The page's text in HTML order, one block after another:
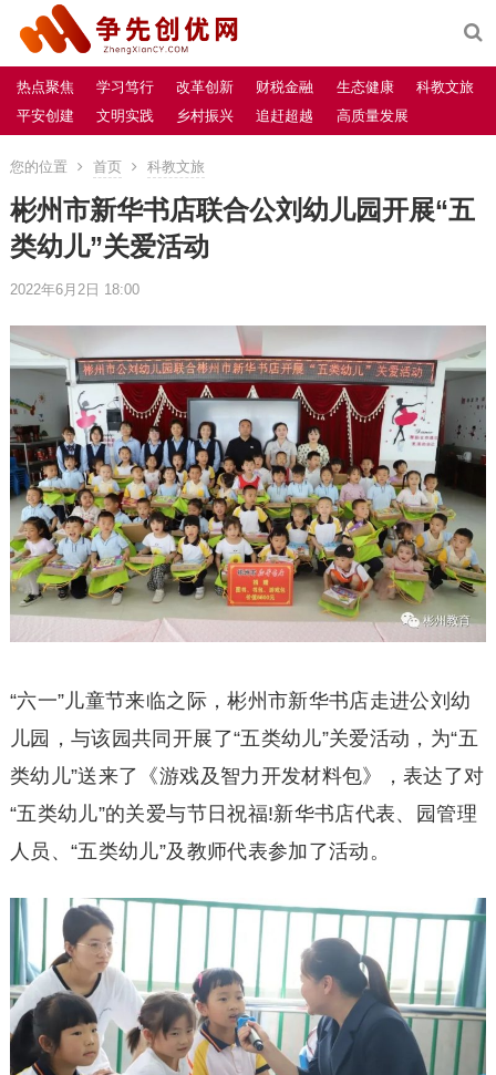
热点聚焦 学习笃行 改革创新 财税金融 生态健康
科教文旅
平安创建
文明实践 乡村振兴 追赶超越 高质量发展
您的位置 首页 科教文旅
彬州市新华书店联合公刘幼儿园开展“五
类幼儿”关爱活动
2022年6月2日 18:00
“六一”儿童节来临之际，彬州市新华书店走进公刘幼
儿园，与该园共同开展了“五类幼儿”关爱活动，为“五
类幼儿”送来了《游戏及智力开发材料包》，表达了对
“五类幼儿”的关爱与节日祝福!新华书店代表、园管理
人员、“五类幼儿”及教师代表参加了活动。